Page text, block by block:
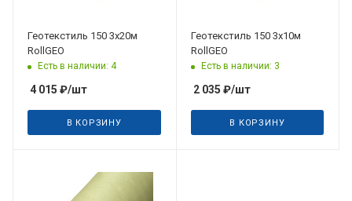
Геотекстиль 150 3х20м
RollGEO
Есть в наличии: 4
4 015 ₽/шт
В КОРЗИНУ
Геотекстиль 150 3х10м
RollGEO
Есть в наличии: 3
2 035 ₽/шт
В КОРЗИНУ